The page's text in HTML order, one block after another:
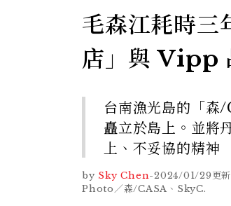
毛森江耗時
店」與 Vipp
台南漁光島的「森
矗立於島上。並將
上、不妥協的精神
by Sky Chen-2024/01/29更新
Photo／森/CASA、SkyC.